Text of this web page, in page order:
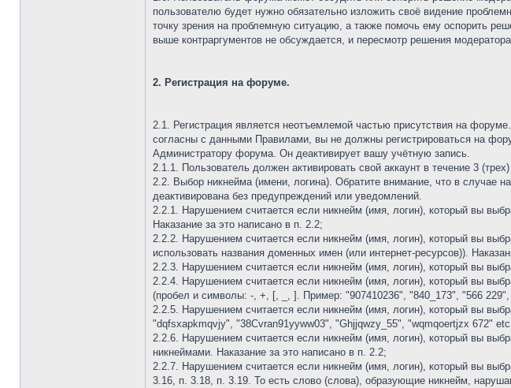
пользователю будет нужно обязательно изложить своё видение
точку зрения на проблемную ситуацию, а также помочь ему оспорить
выше контраргументов не обсуждается, и пересмотр решения
2. Регистрация на форуме.
2.1. Регистрация является неотъемлемой частью присутствия на
согласны с данными Правилами, вы не должны регистрироваться на
Администратору форума. Он деактивирует вашу учётную запись.
2.1.1. Пользователь должен активировать свой аккаунт в течение 3
2.2. Выбор никнейма (имени, логина). Обратите внимание, что в случае
деактивирована без предупреждений или уведомлений.
2.2.1. Нарушением считается если никнейм (имя, логин), который вы
Наказание за это написано в п. 2.2;
2.2.2. Нарушением считается если никнейм (имя, логин), который вы
использовать названия доменных имен (или интернет-ресурсов)).
2.2.3. Нарушением считается если никнейм (имя, логин), который вы
2.2.4. Нарушением считается если никнейм (имя, логин), который вы
(пробел и символы: -, +, [, _, ]. Пример: "907410236", "840_173", "566
2.2.5. Нарушением считается если никнейм (имя, логин), который вы
"dqfsxapkmqvjy", "38Cvran91yyww03", "Ghjjqwzy_55", "wqmqoertjzx 672"
2.2.6. Нарушением считается если никнейм (имя, логин), который вы
никнеймами. Наказание за это написано в п. 2.2;
2.2.7. Нарушением считается если никнейм (имя, логин), который вы
3.16, п. 3.18, п. 3.19. То есть слово (слова), образующие никнейм,